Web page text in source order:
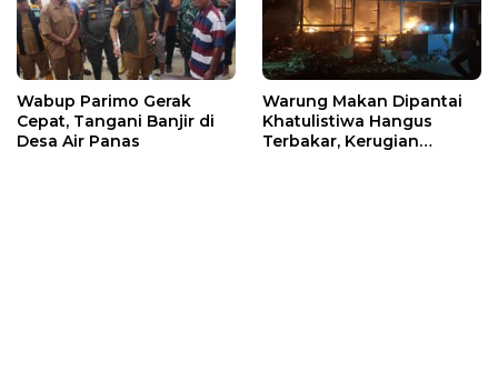
Wabup Parimo Gerak
Cepat, Tangani Banjir di
Desa Air Panas
Warung Makan Dipantai
Khatulistiwa Hangus
Terbakar, Kerugian